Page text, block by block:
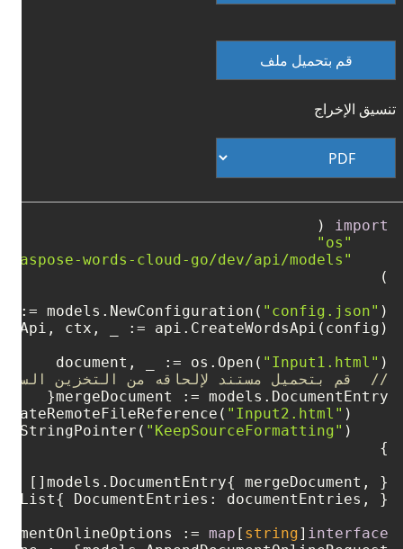
قم بتحميل ملف
تنسيق الإخراج
import
"os"
"github.com/aspose-words-cloud/aspose-words-cloud-go/dev/api/models"
:= models.NewConfiguration( "config.json"
document, _ := os.Open( "Input1.html" )
//  قم بتحميل مستند لإلحاقه من التخزين
"Input2.html"
"KeepSourceFormatting"
:= map [ string] interface